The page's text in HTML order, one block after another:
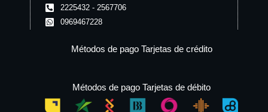
2225432 - 2567706
0969467228
Métodos de pago Tarjetas de crédito
Métodos de pago Tarjetas de débito